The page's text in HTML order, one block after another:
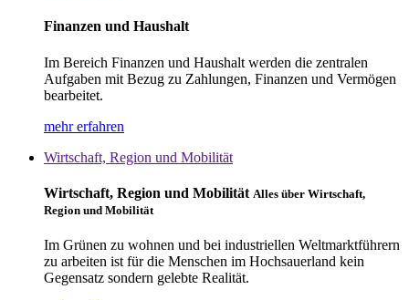
Finanzen und Haushalt
Im Bereich Finanzen und Haushalt werden die zentralen
Aufgaben mit Bezug zu Zahlungen, Finanzen und Vermögen
bearbeitet.
mehr erfahren
Wirtschaft, Region und Mobilität
Wirtschaft, Region und Mobilität Alles über Wirtschaft,
Region und Mobilität
Im Grünen zu wohnen und bei industriellen Weltmarktführern
zu arbeiten ist für die Menschen im Hochsauerland kein
Gegensatz sondern gelebte Realität.